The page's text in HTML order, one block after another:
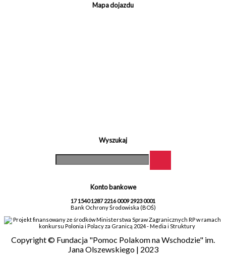
Mapa dojazdu
Wyszukaj
Konto bankowe
17 1540 1287 2216 0009 2923 0001
Bank Ochrony Środowiska (BOŚ)
Projekt finansowany ze środków Ministerstwa Spraw Zagranicznych RP w ramach
konkursu Polonia i Polacy za Granicą 2024 - Media i Struktury
Copyright © Fundacja "Pomoc Polakom na Wschodzie" im.
Jana Olszewskiego | 2023